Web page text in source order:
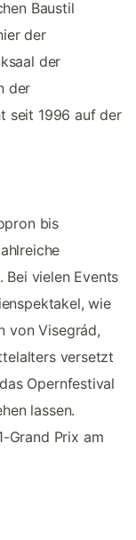
Baustil
der
der
der
seit 1996 auf der
bis
Bei vielen Events
wie
von Visegrád,
versetzt
Opernfestival
lassen.
Grand Prix am